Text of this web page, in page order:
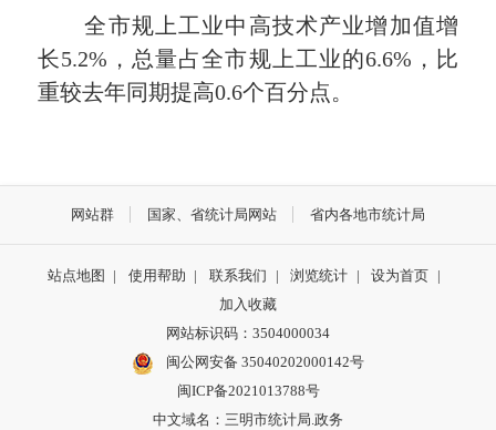
全市规上工业中高技术产业增加值增
长5.2%，总量占全市规上工业的6.6%，比
重较去年同期提高0.6个百分点。
网站群 国家、省统计局网站 省内各地市统计局
站点地图 | 使用帮助 | 联系我们 | 浏览统计 | 设为首页 |
加入收藏
网站标识码：3504000034
闽公网安备 35040202000142号
闽ICP备2021013788号
中文域名：三明市统计局.政务